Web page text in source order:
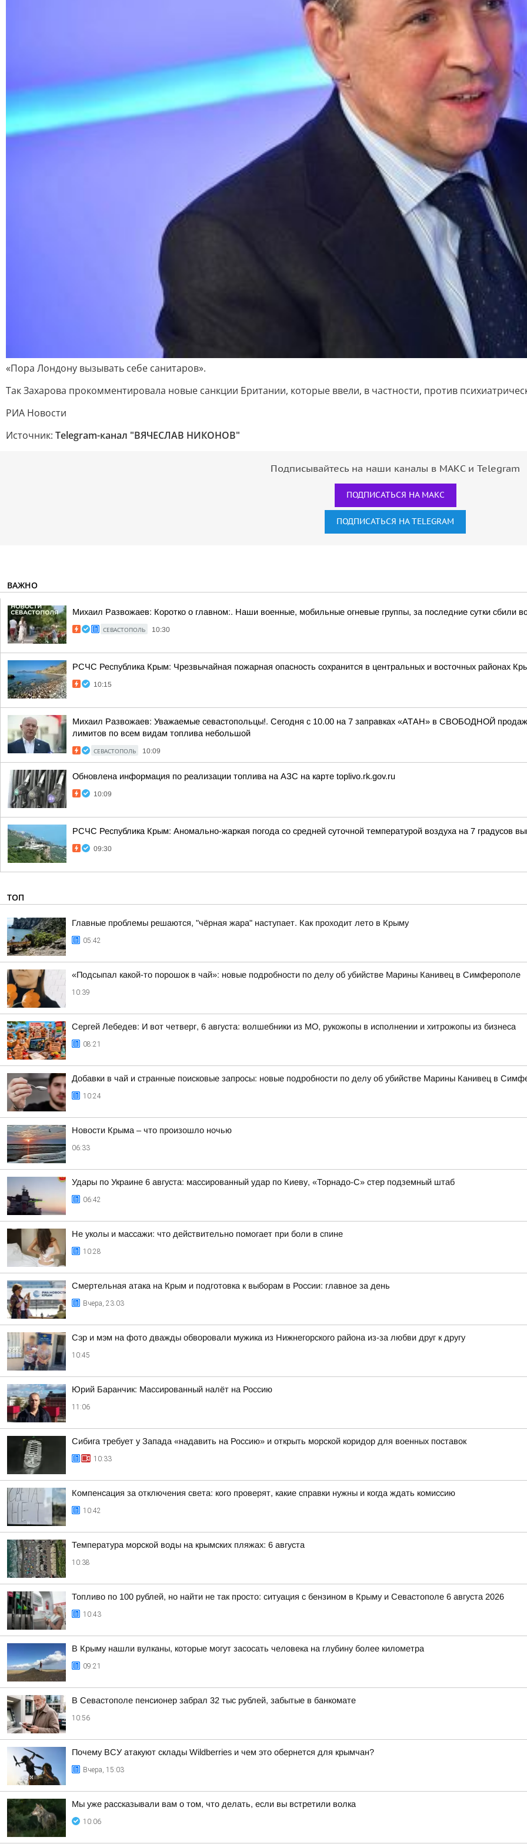
«Пора Лондону вызывать себе санитаров».
Так Захарова прокомментировала новые санкции Британии, которые ввели, в частности, против
РИА Новости
Источник: Telegram-канал "ВЯЧЕСЛАВ НИКОНОВ"
Подписывайтесь на наши каналы в МАКС и Telegram
ПОДПИСАТЬСЯ НА МАКС
ПОДПИСАТЬСЯ НА TELEGRAM
ВАЖНО
Михаил Развожаев: Коротко о главном:. Наши военные, мобильные огневые группы, за последние сутки сбили
СЕВАСТОПОЛЬ 10:30
РСЧС Республика Крым: Чрезвычайная пожарная опасность сохранится в центральных и восточных районах
10:15
Михаил Развожаев: Уважаемые севастопольцы!. Сегодня с 10.00 на 7 заправках «АТАН» в СВОБОДНОЙ
лимитов по всем видам топлива небольшой
СЕВАСТОПОЛЬ 10:09
Обновлена информация по реализации топлива на АЗС на карте toplivo.rk.gov.ru
10:09
РСЧС Республика Крым: Аномально-жаркая погода со средней суточной температурой воздуха на 7 градусов
09:30
ТОП
Главные проблемы решаются, "чёрная жара" наступает. Как проходит лето в Крыму
05:42
«Подсыпал какой-то порошок в чай»: новые подробности по делу об убийстве Марины Канивец в Симферополе
10:39
Сергей Лебедев: И вот четверг, 6 августа: волшебники из МО, рукожопы в исполнении и хитрожопы из бизнеса
08:21
Добавки в чай и странные поисковые запросы: новые подробности по делу об убийстве Марины Канивец в
10:24
Новости Крыма – что произошло ночью
06:33
Удары по Украине 6 августа: массированный удар по Киеву, «Торнадо-С» стер подземный штаб
06:42
Не уколы и массажи: что действительно помогает при боли в спине
10:28
Смертельная атака на Крым и подготовка к выборам в России: главное за день
Вчера, 23:03
Сэр и мэм на фото дважды обворовали мужика из Нижнегорского района из-за любви друг к другу
10:45
Юрий Баранчик: Массированный налёт на Россию
11:06
Сибига требует у Запада «надавить на Россию» и открыть морской коридор для военных поставок
10:33
Компенсация за отключения света: кого проверят, какие справки нужны и когда ждать комиссию
10:42
Температура морской воды на крымских пляжах: 6 августа
10:38
Топливо по 100 рублей, но найти не так просто: ситуация с бензином в Крыму и Севастополе 6 августа 2026
10:43
В Крыму нашли вулканы, которые могут засосать человека на глубину более километра
09:21
В Севастополе пенсионер забрал 32 тыс рублей, забытые в банкомате
10:56
Почему ВСУ атакуют склады Wildberries и чем это обернется для крымчан?
Вчера, 15:03
Мы уже рассказывали вам о том, что делать, если вы встретили волка
10:06